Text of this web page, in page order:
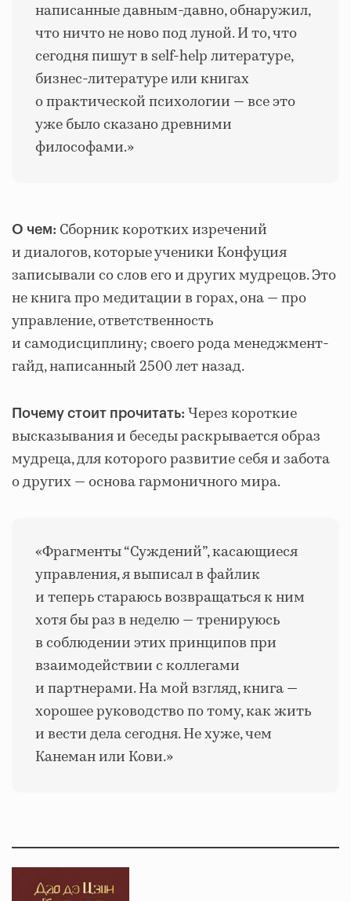
написанные давным-давно, обнаружил,
что ничто не ново под луной. И то, что
сегодня пишут в self-help литературе,
бизнес-литературе или книгах
о практической психологии — все это
уже было сказано древними
философами.»
О чем: Сборник коротких изречений
и диалогов, которые ученики Конфуция
записывали со слов его и других мудрецов. Это
не книга про медитации в горах, она — про
управление, ответственность
и самодисциплину; своего рода менеджмент-
гайд, написанный 2500 лет назад.
Почему стоит прочитать: Через короткие
высказывания и беседы раскрывается образ
мудреца, для которого развитие себя и забота
о других — основа гармоничного мира.
«Фрагменты “Суждений”, касающиеся
управления, я выписал в файлик
и теперь стараюсь возвращаться к ним
хотя бы раз в неделю — тренируюсь
в соблюдении этих принципов при
взаимодействии с коллегами
и партнерами. На мой взгляд, книга —
хорошее руководство по тому, как жить
и вести дела сегодня. Не хуже, чем
Канеман или Кови.»